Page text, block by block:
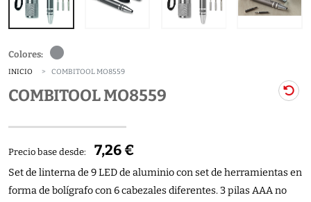
Colores:
INICIO COMBITOOL MO8559
COMBITOOL MO8559
Precio base desde: 7,26 €
Set de linterna de 9 LED de aluminio con set de herramientas en
forma de bolígrafo con 6 cabezales diferentes. 3 pilas AAA no